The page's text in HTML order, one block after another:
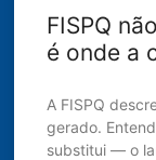
FISPQ
é onde a
A FISPQ
gerado.
substitui — o